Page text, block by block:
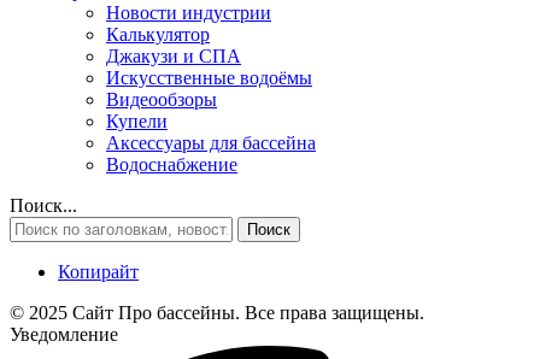
Новости индустрии
Калькулятор
Джакузи и СПА
Искусственные водоёмы
Видеообзоры
Купели
Аксессуары для бассейна
Водоснабжение
Поиск...
Копирайт
© 2025 Cайт Про бассейны. Все права защищены.
Уведомление